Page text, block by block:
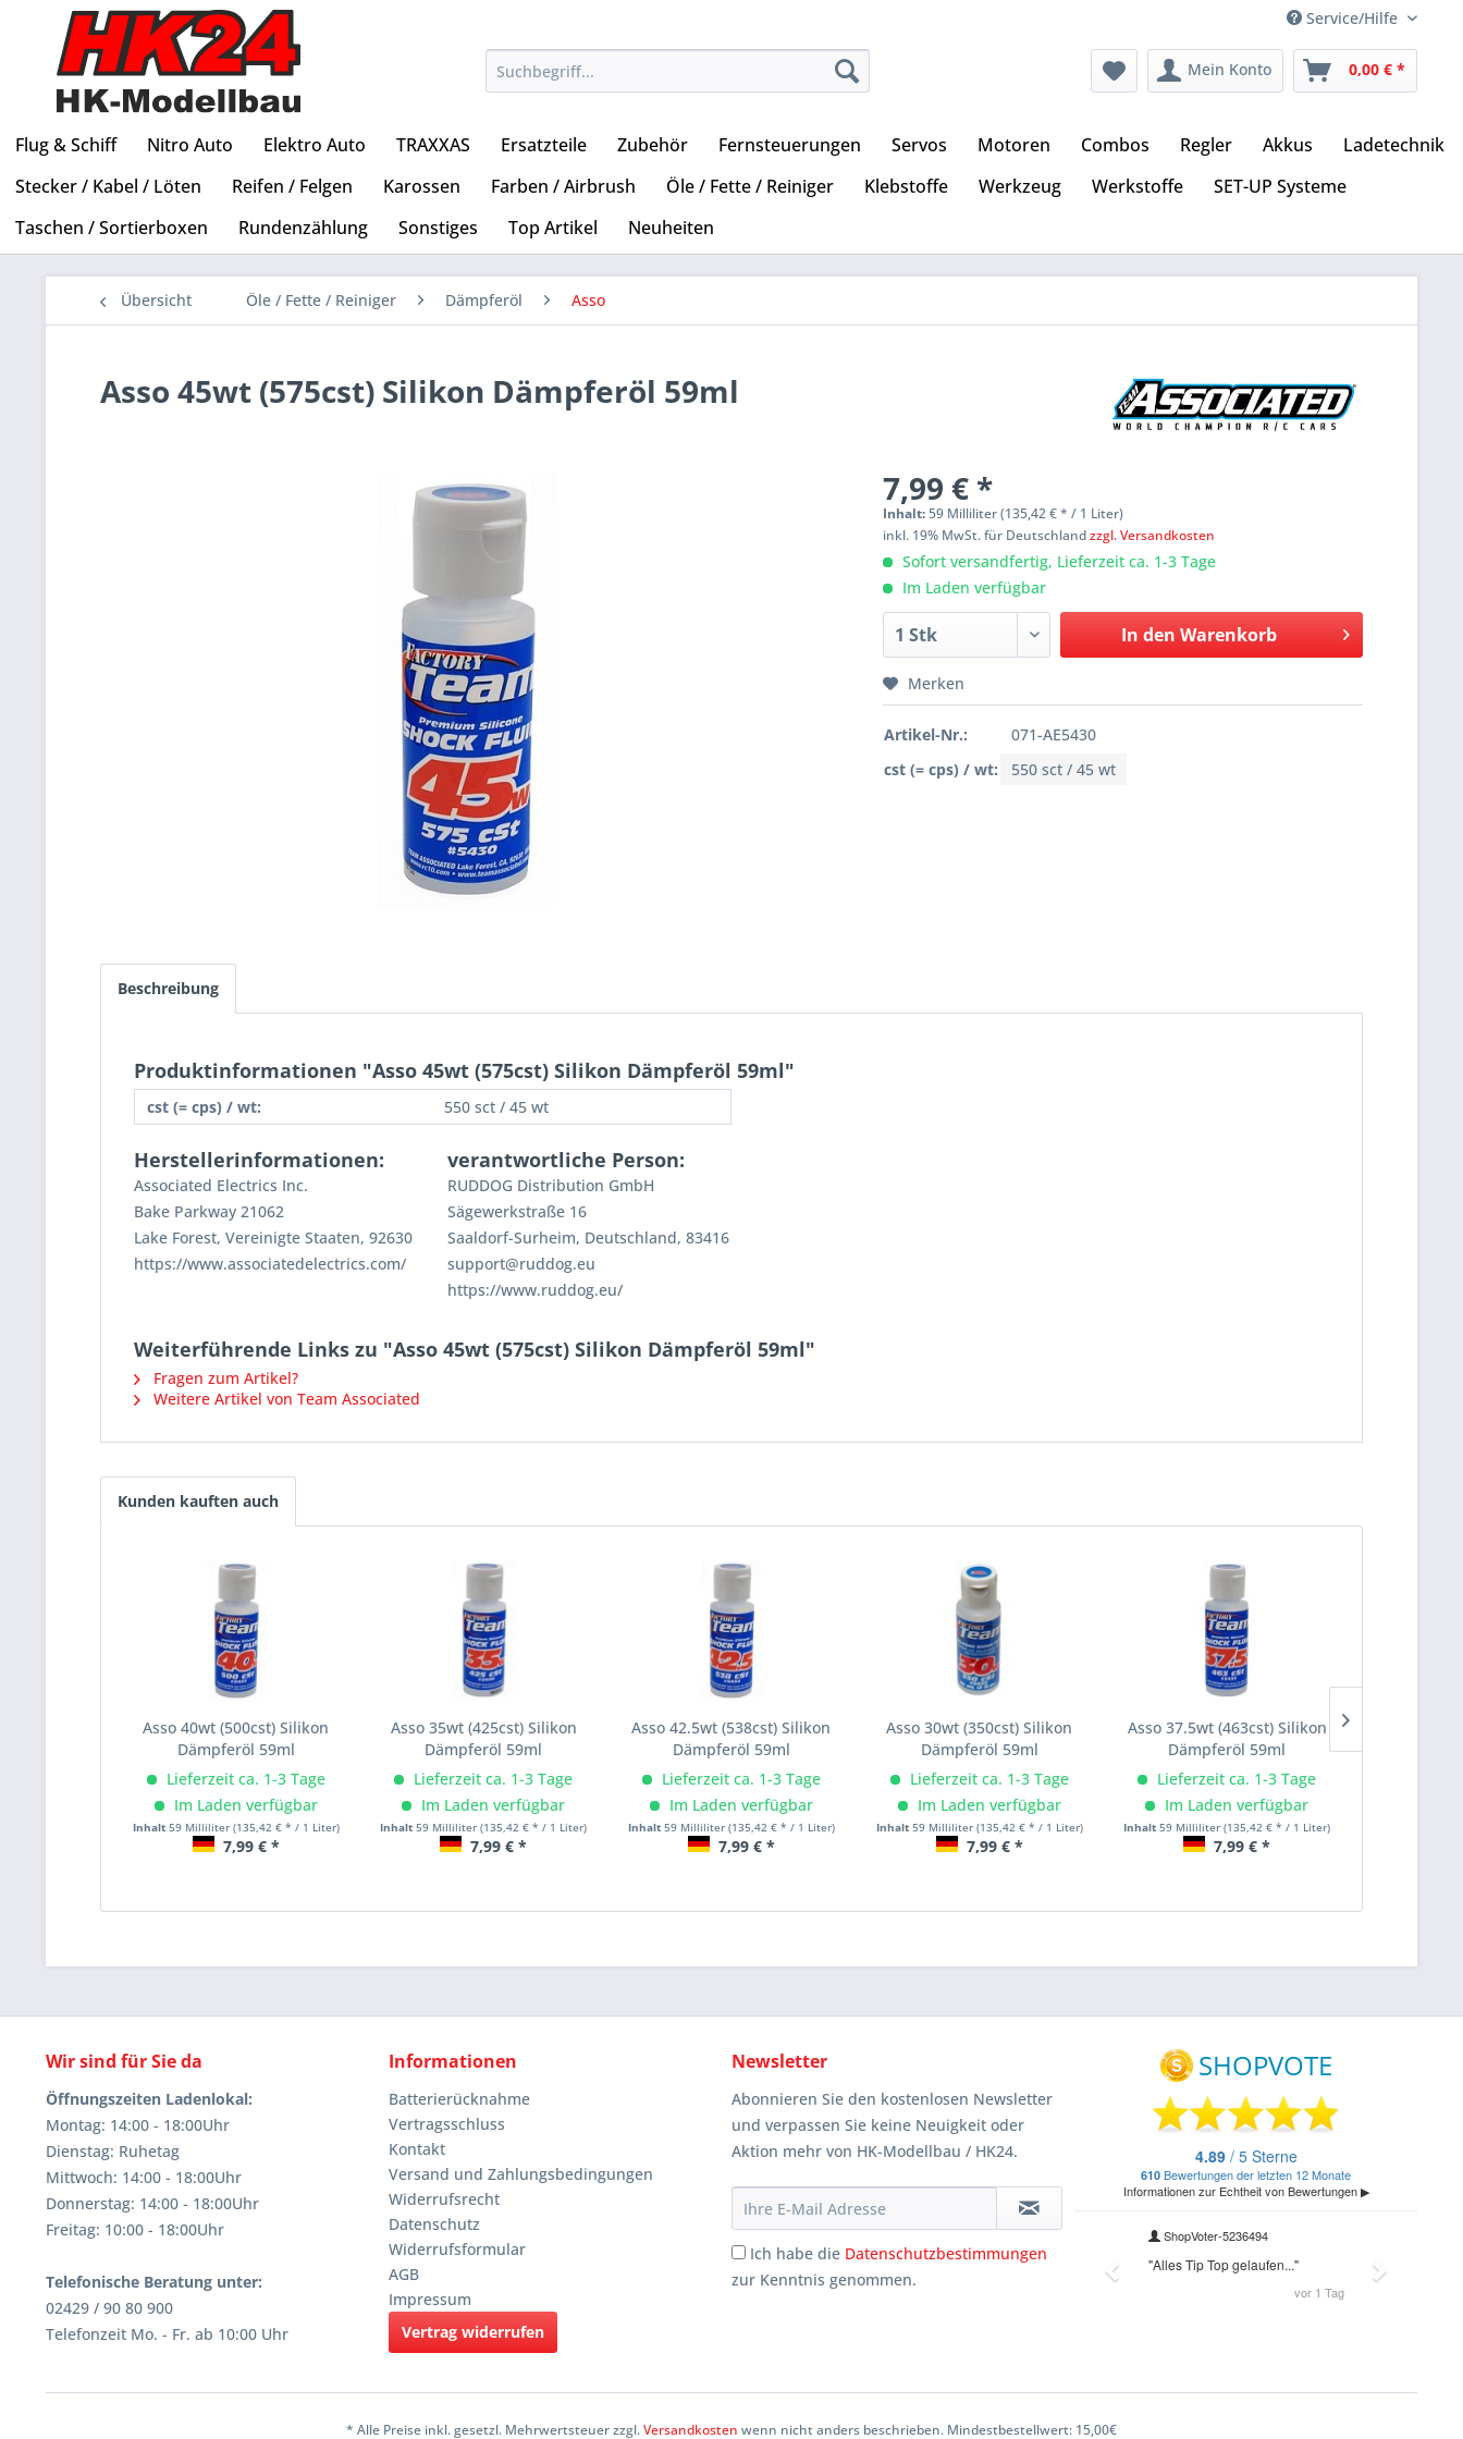
Service/Hilfe
Mein Konto 0,00 € *
Flug & Schiff Nitro Auto Elektro Auto TRAXXAS Ersatzteile Zubehör Fernsteuerungen Servos Motoren Combos Regler Akkus
Ladetechnik
Stecker / Kabel / Löten
Reifen / Felgen Karossen Farben / Airbrush Öle / Fette / Reiniger Klebstoffe Werkzeug Werkstoffe
SET-UP Systeme
Taschen / Sortierboxen
Rundenzählung Sonstiges Top Artikel Neuheiten
Übersicht Öle / Fette / Reiniger Dämpferöl Asso
Asso 45wt (575cst) Silikon Dämpferöl 59ml
7,99 € *
Inhalt:59 Milliliter (135,42 € * / 1 Liter)
inkl. 19% MwSt. für Deutschlandzzgl. Versandkosten
Sofort versandfertig, Lieferzeit ca. 1-3 Tage
Im Laden verfügbar
In den Warenkorb
Merken
Artikel-Nr.:
071-AE5430
cst (= cps) / wt:
550 sct / 45 wt
Beschreibung
Produktinformationen "Asso 45wt (575cst) Silikon Dämpferöl 59ml"
cst (= cps) / wt: 550 sct / 45 wt
Herstellerinformationen:
Associated Electrics Inc.
Bake Parkway 21062
Lake Forest, Vereinigte Staaten, 92630
https://www.associatedelectrics.com/
verantwortliche Person:
RUDDOG Distribution GmbH
Sägewerkstraße 16
Saaldorf-Surheim, Deutschland, 83416
support@ruddog.eu
https://www.ruddog.eu/
Weiterführende Links zu "Asso 45wt (575cst) Silikon Dämpferöl 59ml"
Fragen zum Artikel?
Weitere Artikel von Team Associated
Kunden kauften auch
Asso 40wt (500cst) Silikon
Dämpferöl 59ml
Lieferzeit ca. 1-3 Tage
Im Laden verfügbar
Inhalt 59 Milliliter (135,42 € * / 1 Liter)
7,99 € *
Asso 35wt (425cst) Silikon
Dämpferöl 59ml
Lieferzeit ca. 1-3 Tage
Im Laden verfügbar
Inhalt59 Milliliter(135,42 € * / 1 Liter)
7,99 € *
Asso 42.5wt (538cst) Silikon
Dämpferöl 59ml
Lieferzeit ca. 1-3 Tage
Im Laden verfügbar
Inhalt 59 Milliliter (135,42 € * / 1 Liter)
7,99 € *
Asso 30wt (350cst) Silikon
Dämpferöl 59ml
Lieferzeit ca. 1-3 Tage
Im Laden verfügbar
Inhalt 59 Milliliter (135,42 € * / 1 Liter)
7,99 € *
Asso 37.5wt (463cst) Silikon
Dämpferöl 59ml
Lieferzeit ca. 1-3 Tage
Im Laden verfügbar
Inhalt59 Milliliter(135,42 € * / 1 Liter)
7,99 € *
Wir sind für Sie da
Öffnungszeiten Ladenlokal:
Montag: 14:00 - 18:00Uhr
Dienstag: Ruhetag
Mittwoch: 14:00 - 18:00Uhr
Donnerstag: 14:00 - 18:00Uhr
Freitag: 10:00 - 18:00Uhr
Telefonische Beratung unter:
02429 / 90 80 900
Telefonzeit Mo. - Fr. ab 10:00 Uhr
Informationen
Batterierücknahme
Vertragsschluss
Kontakt
Versand und Zahlungsbedingungen
Widerrufsrecht
Datenschutz
Widerrufsformular
AGB
Impressum
Vertrag widerrufen
Newsletter
Abonnieren Sie den kostenlosen Newsletter
und verpassen Sie keine Neuigkeit oder
Aktion mehr von HK-Modellbau / HK24.
Ich habe die Datenschutzbestimmungen
zur Kenntnis genommen.
* Alle Preise inkl. gesetzl. Mehrwertsteuer zzgl.Versandkosten wenn nicht anders beschrieben. Mindestbestellwert: 15,00€